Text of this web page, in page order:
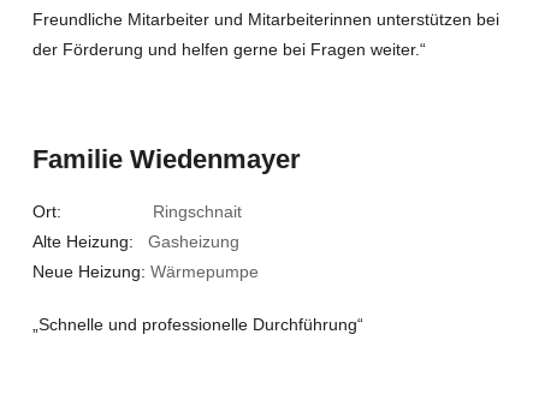
Freundliche Mitarbeiter und Mitarbeiterinnen unterstützen bei
der Förderung und helfen gerne bei Fragen weiter.“
Familie Wiedenmayer
Ort: Ringschnait
Alte Heizung: Gasheizung
Neue Heizung: Wärmepumpe
„Schnelle und professionelle Durchführung“